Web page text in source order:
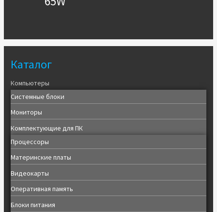
Каталог
Компьютеры
Системные блоки
Мониторы
Комплектующие для ПК
Процессоры
Материнские платы
Видеокарты
Оперативная память
Блоки питания